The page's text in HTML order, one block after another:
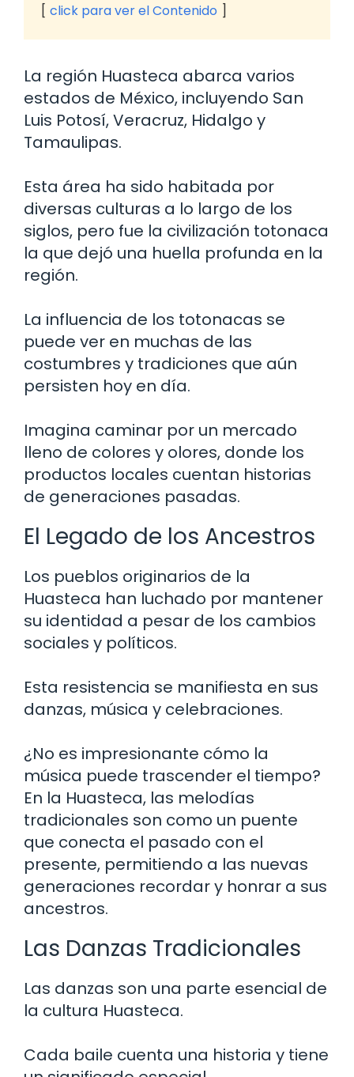
click para ver el Contenido
La región Huasteca abarca varios
estados de México, incluyendo San
Luis Potosí, Veracruz, Hidalgo y
Tamaulipas.
Esta área ha sido habitada por
diversas culturas a lo largo de los
siglos, pero fue la civilización totonaca
la que dejó una huella profunda en la
región.
La influencia de los totonacas se
puede ver en muchas de las
costumbres y tradiciones que aún
persisten hoy en día.
Imagina caminar por un mercado
lleno de colores y olores, donde los
productos locales cuentan historias
de generaciones pasadas.
El Legado de los Ancestros
Los pueblos originarios de la
Huasteca han luchado por mantener
su identidad a pesar de los cambios
sociales y políticos.
Esta resistencia se manifiesta en sus
danzas, música y celebraciones.
¿No es impresionante cómo la
música puede trascender el tiempo?
En la Huasteca, las melodías
tradicionales son como un puente
que conecta el pasado con el
presente, permitiendo a las nuevas
generaciones recordar y honrar a sus
ancestros.
Las Danzas Tradicionales
Las danzas son una parte esencial de
la cultura Huasteca.
Cada baile cuenta una historia y tiene